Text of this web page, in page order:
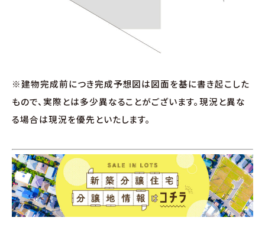
※建物完成前につき完成予想図は図面を基に書き起こした
もので、実際とは多少異なることがございます。現況と異な
る場合は現況を優先といたします。